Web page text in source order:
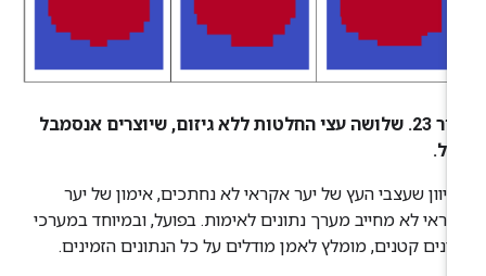
איור 23. שלושה עצי החלטות ללא גיזום, שיוצרים אנסמבל
שעצבי העץ של יער אקראי לא נחתכים, אימון של יער
לא מחייב מערך נתונים לאימות. בפועל, ובמיוחד במערכי
קטנים, מומלץ לאמן מודלים על כל הנתונים הזמינים.